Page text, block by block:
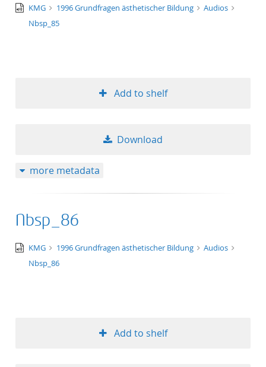
audio/x-
wav
KMG 1996 Grundfragen ästhetischer Bildung
Audios
Nbsp_85
Add to shelf
Download
more metadata
Nbsp_86
audio/x-
wav
KMG 1996 Grundfragen ästhetischer Bildung
Audios
Nbsp_86
Add to shelf